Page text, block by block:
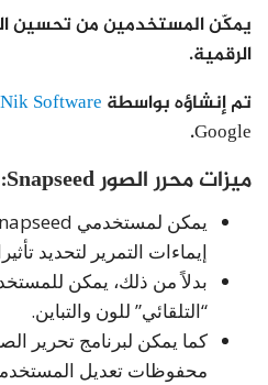
يمكّن المستخدمين من تحسين
الرقمية.
تم إنشاؤه بواسطة Nik Software
Google.
ميزات محرر الصور Snapseed:
إيماءات التمرير لتحديد
بدلاً من ذلك، يمكن
“التلقائي” للون والتباين.
محفوظات تعديل